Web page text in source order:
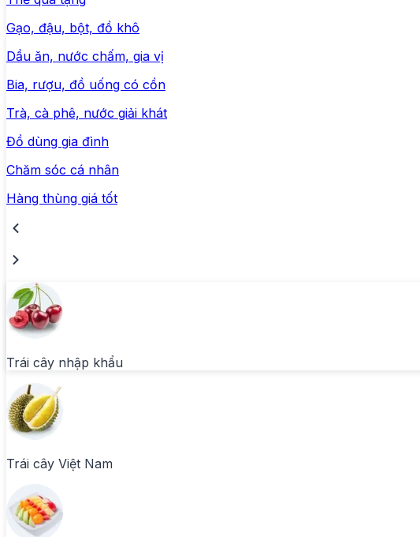
Gạo, đậu, bột, đồ khô
Dầu ăn, nước chấm, gia vị
Bia, rượu, đồ uống có cồn
Trà, cà phê, nước giải khát
Đồ dùng gia đình
Chăm sóc cá nhân
Hàng thùng giá tốt
Trái cây nhập khẩu
Trái cây Việt Nam